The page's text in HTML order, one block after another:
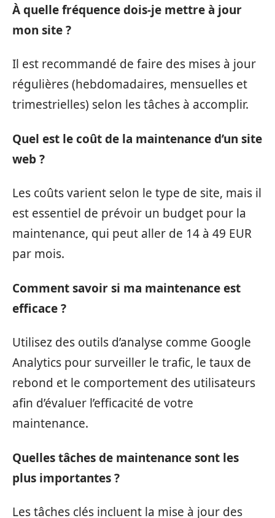
À quelle fréquence dois-je mettre à jour
mon site ?
Il est recommandé de faire des mises à jour
régulières (hebdomadaires, mensuelles et
trimestrielles) selon les tâches à accomplir.
Quel est le coût de la maintenance d’un site
web ?
Les coûts varient selon le type de site, mais il
est essentiel de prévoir un budget pour la
maintenance, qui peut aller de 14 à 49 EUR
par mois.
Comment savoir si ma maintenance est
efficace ?
Utilisez des outils d’analyse comme Google
Analytics pour surveiller le trafic, le taux de
rebond et le comportement des utilisateurs
afin d’évaluer l’efficacité de votre
maintenance.
Quelles tâches de maintenance sont les
plus importantes ?
Les tâches clés incluent la mise à jour des